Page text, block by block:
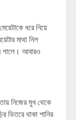
ধরে নিয়ে
মাথা নিল
গালে। আবারও
নিজের মুখ থেকে
ভিতরে থাকা পানির